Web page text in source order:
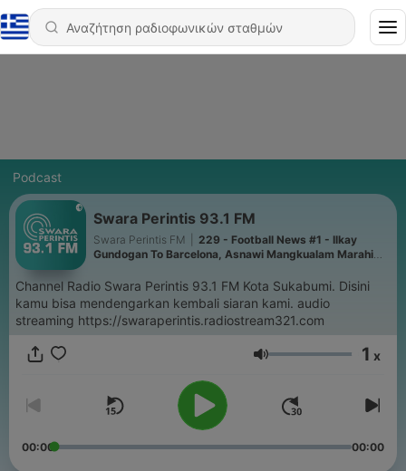
Podcast
Swara Perintis 93.1 FM
Swara Perintis FM
229 - Football News #1 - Ilkay
Gundogan To Barcelona, Asnawi Mangkualam Marahi
Channel Radio Swara Perintis 93.1 FM Kota Sukabumi. Disini
kamu bisa mendengarkan kembali siaran kami. audio
streaming https://swaraperintis.radiostream321.com
Ένταση 1 x
00:00 00:00